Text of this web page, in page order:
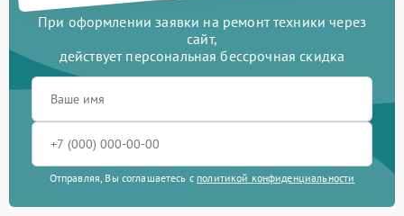
При оформлении заявки на ремонт техники через
сайт,
действует персональная бессрочная скидка
Отправляя, Вы соглашаетесь с политикой конфиденциальности